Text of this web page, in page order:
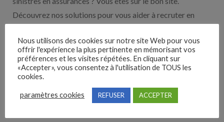
Découvrez nos solutions pour vous aider à recruter en
Nos solutions entreprises
Découvrez nos partenaires ! Moteurs de recherches,
multidiffuseurs, sites payant… nombreux sont nos
Nous utilisons des cookies sur notre site Web pour vous
offrir l'expérience la plus pertinente en mémorisant vos
préférences et les visites répétées. En cliquant sur
«Accepter», vous consentez à l'utilisation de TOUS les
cookies.
paramètres cookies REFUSER ACCEPTER